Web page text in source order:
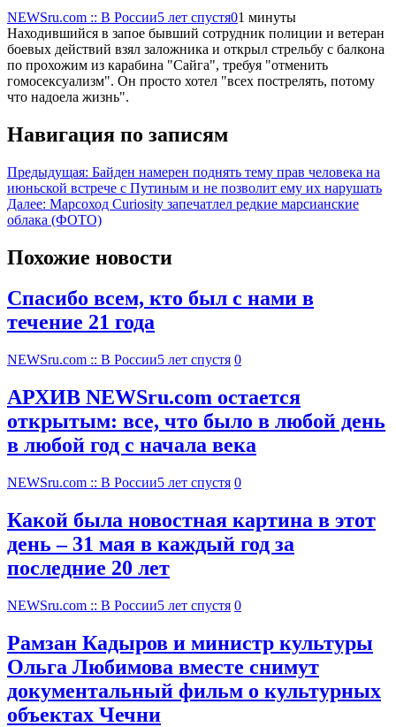
NEWSru.com :: В России5 лет спустя01 минуты
Находившийся в запое бывший сотрудник полиции и ветеран
боевых действий взял заложника и открыл стрельбу с балкона
по прохожим из карабина "Сайга", требуя "отменить
гомосексуализм". Он просто хотел "всех пострелять, потому
что надоела жизнь".
Навигация по записям
Предыдущая: Байден намерен поднять тему прав человека на
июньской встрече с Путиным и не позволит ему их нарушать
Далее: Марсоход Curiosity запечатлел редкие марсианские
облака (ФОТО)
Похожие новости
Спасибо всем, кто был с нами в
течение 21 года
NEWSru.com :: В России5 лет спустя 0
АРХИВ NEWSru.com остается
открытым: все, что было в любой день
в любой год с начала века
NEWSru.com :: В России5 лет спустя 0
Какой была новостная картина в этот
день – 31 мая в каждый год за
последние 20 лет
NEWSru.com :: В России5 лет спустя 0
Рамзан Кадыров и министр культуры
Ольга Любимова вместе снимут
документальный фильм о культурных
объектах Чечни